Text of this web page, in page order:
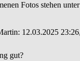
Fotos stehen
12.03.2025
gut?